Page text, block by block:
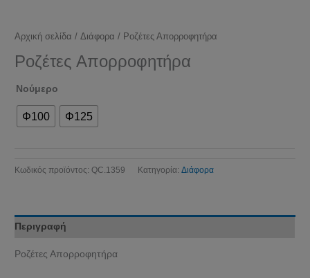
Αρχική σελίδα /Διάφορα / Ροζέτες Απορροφητήρα
Ροζέτες Απορροφητήρα
Νούμερο
Φ100 Φ125
Κωδικός προϊόντος:QC.1359 Κατηγορία:Διάφορα
Περιγραφή
Ροζέτες Απορροφητήρα